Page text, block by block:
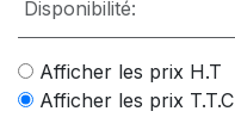
Disponibilité:
Afficher les prix H.T
Afficher les prix T.T.C